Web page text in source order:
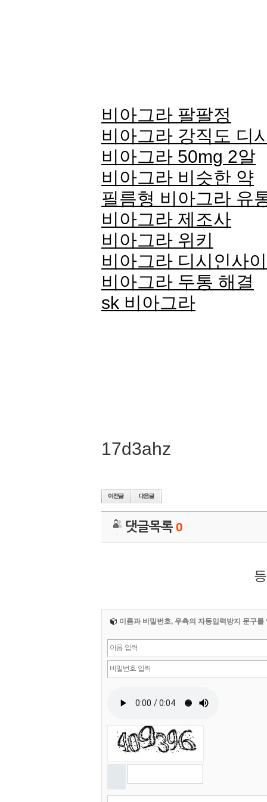
비아그라 팔팔정
비아그라 강직도 디
비아그라 50mg 2알
비아그라 비슷한 약
필름형 비아그라 유
비아그라 제조사
비아그라 위키
비아그라 디시인사
비아그라 두통 해결
sk 비아그라
17d3ahz
댓글목록0
이름과 비밀번호, 우측의 자동입력방지 문구를